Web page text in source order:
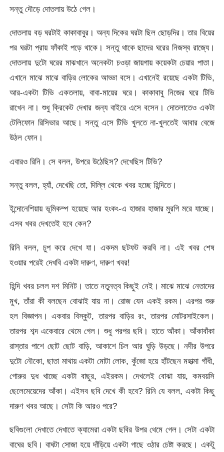
সন্তু দৌড়ে দোতলায় উঠে গেল।
দোতলায় বড় ঘরটাই কাকাবাবুর। অন্য দিকের ঘরটা ছিল ছোড়দির। তার বিয়ের
পর ঘরটা প্রায় ফাঁকাই পড়ে থাকে। সন্তু থাকে ছাদের ঘরের নিজস্ব রাজ্যে।
দোতলায় দুটো ঘরের মাঝখানে অনেকটা চওড়া জায়গায় কয়েকটা চেয়ার পাতা।
এখানে মাঝে মাঝে বাড়ির লোকের আড্ডা বসে। এখানেই রয়েছে একটা টিভি,
আর-একটা টিভি একতলায়, বাবা-মায়ের ঘরে। কাকাবাবু নিজের ঘরে টিভি
রাখেন না। শুধু ক্রিকেট দেখার জন্য বাইরে এসে বসেন। দোতলাতেও একটা
টেলিফোন রিসিভার আছে। সন্তু এসে টিভি খুলতে না-খুলতেই আবার বেজে
উঠল ফোন।
এবারও রিনি। সে বলল, উপরে উঠেছিস? দেখেছিস টিভি?
সন্তু বলল, হ্যাঁ, দেখেছি তো, দিল্লি থেকে খবর হচ্ছে হিন্দিতে।
ইন্দোনেশিয়ায় ভূমিকম্প হয়েছে আর হংকং-এ হাজার হাজার মুরগি মরে যাচ্ছে।
এসব খবর দেখতেই হবে কেন?
রিনি বলল, চুপ করে দেখে যা। একদম ছটফট করবি না। এই খবর শেষ
হওয়ার পরেই দেখবি একটা দারুণ, দারুণ খবর!
হিন্দি খবর চলল দশ মিনিট। তাতে নতুনত্ব কিছুই নেই। মাঝে মাঝে নেতাদের
মুখ, তাঁরা কী বলছেন বোঝাই যায় না। রোজ যেন একই রকম। এরপর শুরু
হল বিজ্ঞাপন। একবার বিস্কুট, তারপর বাড়ির রং, তারপর মোটরসাইকেল।
তারপর শব্দ একেবারে থেমে গেল। শুধু পরপর ছবি। হাতে আঁকা। আঁকাবাঁকা
রাস্তার পাশে ছোট ছোট বাড়ি, আকাশে চিল আর ঘুড়ি উড়ছে। নদীর উপরে
দুটো নৌকো, ছাতা মাথায় একটা মোটা লোক, কুঁজো হয়ে হাঁটছেন মহাত্মা গাঁধী,
গোরুর দুধ খাচ্ছে একটা বাছুর, এইরকম। দেখলেই বোঝা যায়, কমবয়সি
ছেলেমেয়েদের আঁকা। এইসব ছবি দেখে কী হবে? রিনি যে বলল, একটা কিছু
দারুণ খবর আছে। সেটা কি আরও পরে?
ছবিগুলো দেখাতে দেখাতে ক্যামেরা একটা ছবির উপর থেমে গেল। সেটা একটা
বাঘের ছবি। বাঘটা সোজা হয়ে দাঁড়িয়ে একটা গাছে ওঠার চেষ্টা করছে। একটু